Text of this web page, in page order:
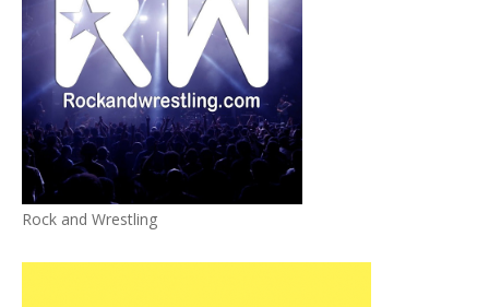
Rock and Wrestling